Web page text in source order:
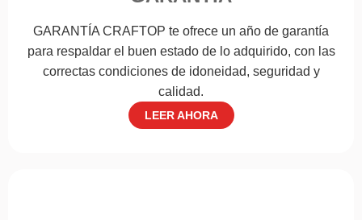
GARANTÍA CRAFTOP te ofrece un año de garantía
para respaldar el buen estado de lo adquirido, con las
correctas condiciones de idoneidad, seguridad y
calidad.
LEER AHORA